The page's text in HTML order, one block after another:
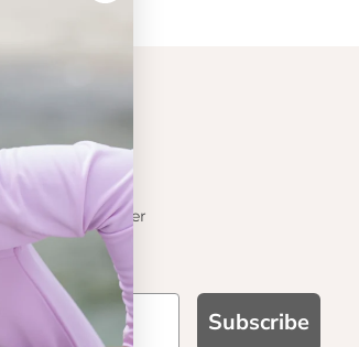
Get in touch
Contact us
Become a retailer
Subscribe